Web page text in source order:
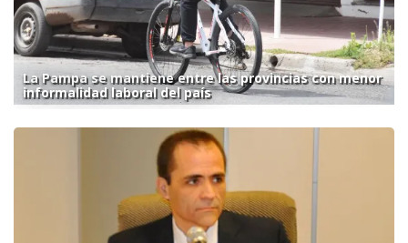
La Pampa se mantiene entre las provincias con menor
informalidad laboral del país